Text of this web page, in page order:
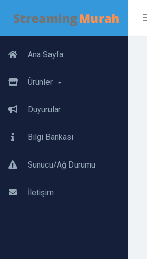
Ana Sayfa
Ürünler
Duyurular
Bilgi Bankası
Sunucu/Ağ Durumu
İletişim